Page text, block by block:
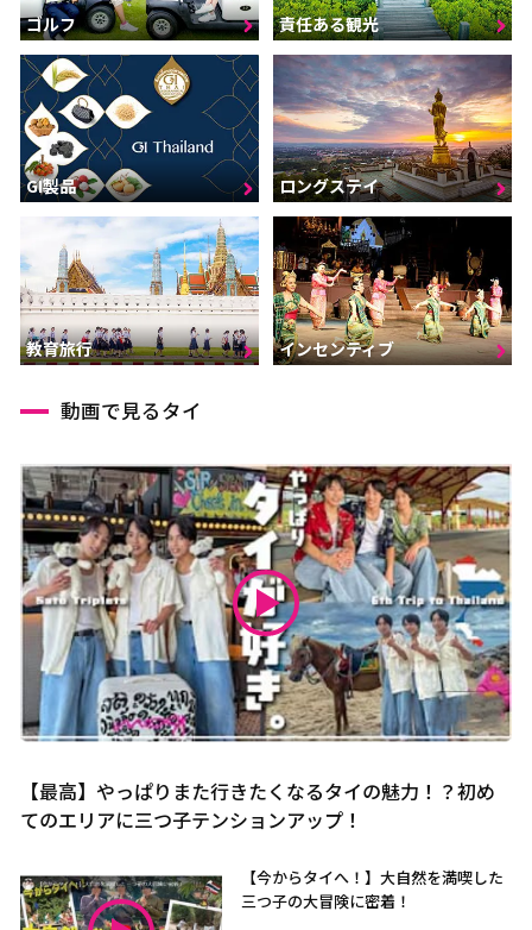
ゴルフ 責任ある観光
GI製品 ロングステイ
教育旅行 インセンティブ
動画で見るタイ
【最高】やっぱりまた行きたくなるタイの魅力！？初め
てのエリアに三つ子テンションアップ！
【今からタイへ！】大自然を満喫した
三つ子の大冒険に密着！